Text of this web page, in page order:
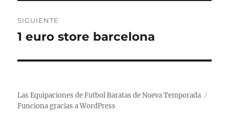
SIGUIENTE
Entrada
1 euro store barcelona
Las Equipaciones de Futbol Baratas de Nueva Temporada
Funciona gracias a WordPress